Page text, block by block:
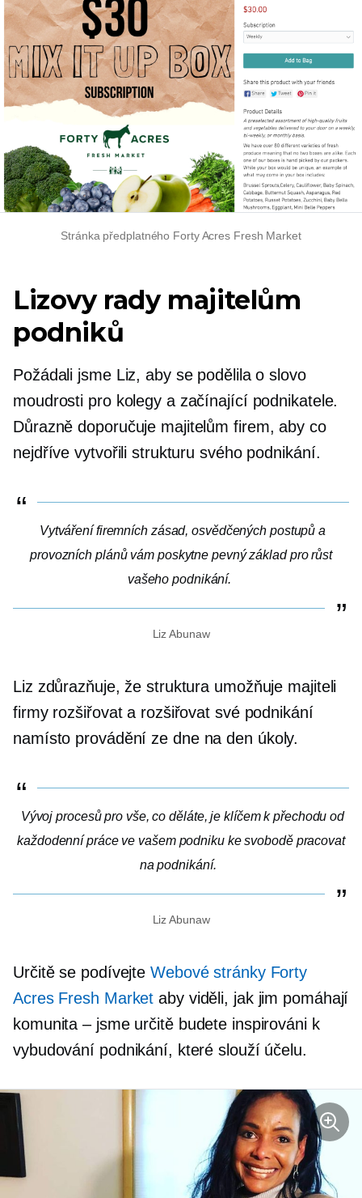
Stránka předplatného Forty Acres Fresh Market
Lizovy rady majitelům
podniků
Požádali jsme Liz, aby se podělila o slovo
moudrosti pro kolegy a začínající podnikatele.
Důrazně doporučuje majitelům firem, aby co
nejdříve vytvořili strukturu svého podnikání.
Vytváření firemních zásad, osvědčených postupů a
provozních plánů vám poskytne pevný základ pro růst
vašeho podnikání.
Liz Abunaw
Liz zdůrazňuje, že struktura umožňuje majiteli
firmy rozšiřovat a rozšiřovat své podnikání
namísto provádění ze dne na den úkoly.
Vývoj procesů pro vše, co děláte, je klíčem k přechodu od
každodenní práce ve vašem podniku ke svobodě pracovat
na podnikání.
Liz Abunaw
Určitě se podívejte Webové stránky Forty
Acres Fresh Market aby viděli, jak jim pomáhají
komunita – jsmeurčitě budete inspirováni k
vybudování podnikání, které slouží účelu.